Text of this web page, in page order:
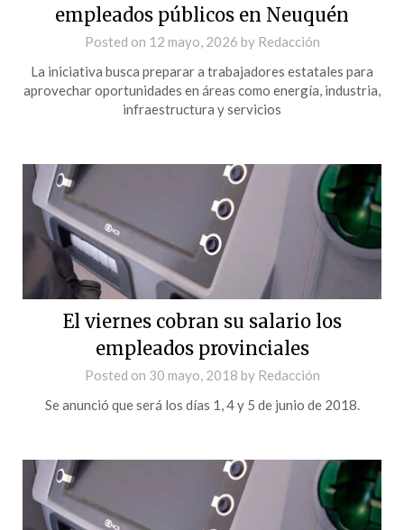
empleados públicos en Neuquén
Posted on 12 mayo, 2026 by Redacción
La iniciativa busca preparar a trabajadores estatales para
aprovechar oportunidades en áreas como energía, industria,
infraestructura y servicios
El viernes cobran su salario los
empleados provinciales
Posted on 30 mayo, 2018 by Redacción
Se anunció que será los días 1, 4 y 5 de junio de 2018.